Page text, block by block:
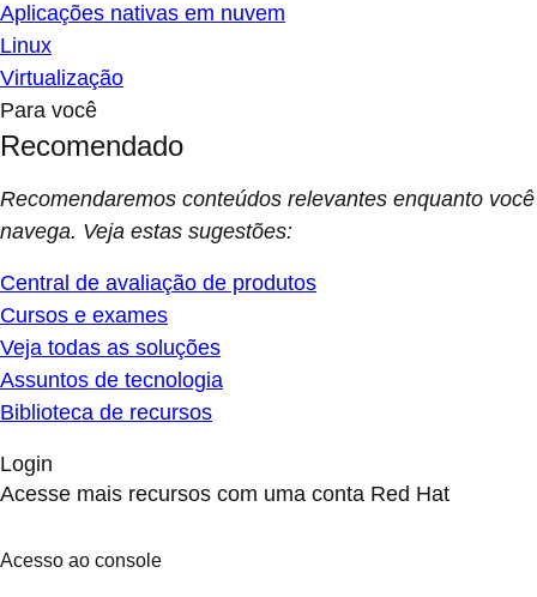
Aplicações nativas em nuvem
Linux
Virtualização
Para você
Recomendado
Recomendaremos conteúdos relevantes enquanto você
navega. Veja estas sugestões:
Central de avaliação de produtos
Cursos e exames
Veja todas as soluções
Assuntos de tecnologia
Biblioteca de recursos
Login
Acesse mais recursos com uma conta Red Hat
Acesso ao console